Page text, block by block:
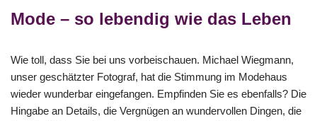
Mode – so lebendig wie das Leben
Wie toll, dass Sie bei uns vorbeischauen. Michael Wiegmann,
unser geschätzter Fotograf, hat die Stimmung im Modehaus
wieder wunderbar eingefangen. Empfinden Sie es ebenfalls? Die
Hingabe an Details, die Vergnügen an wundervollen Dingen, die